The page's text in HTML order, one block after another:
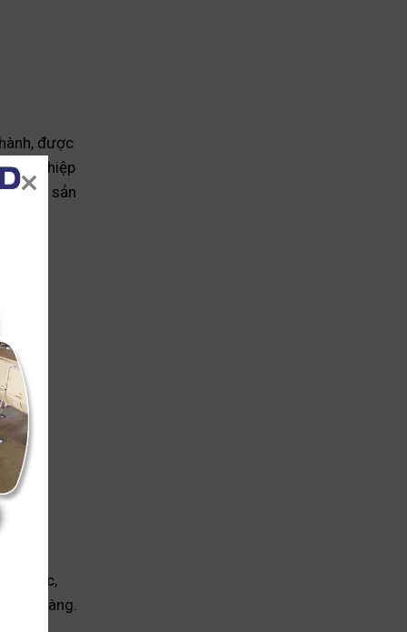
được
nghiệp
các sản
chắc,
hàng.